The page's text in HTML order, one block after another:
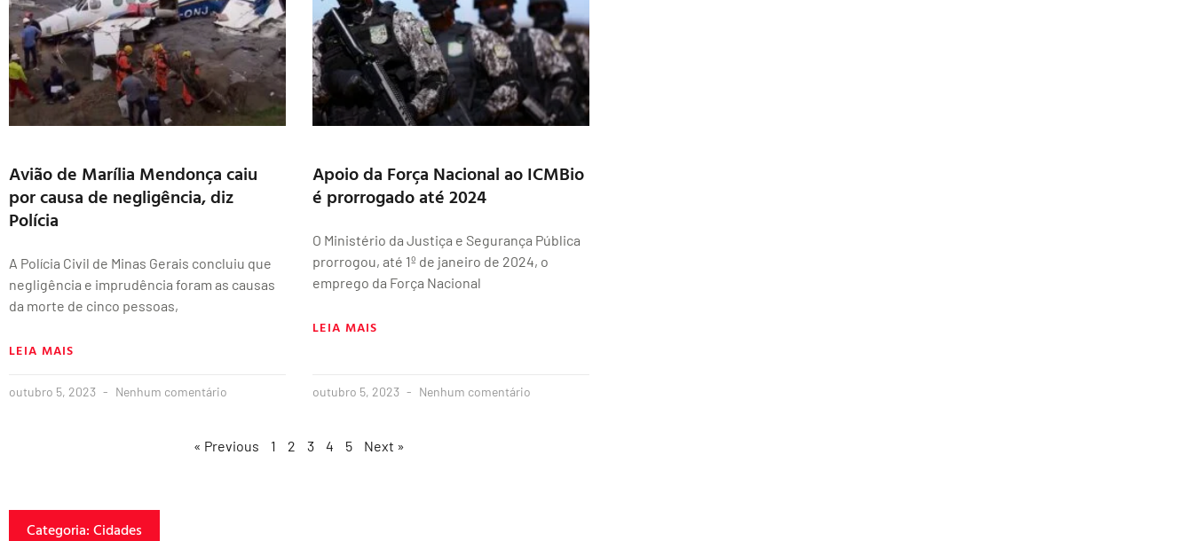
Avião de Marília Mendonça caiu
por causa de negligência, diz
Polícia
A Polícia Civil de Minas Gerais concluiu que
negligência e imprudência foram as causas
da morte de cinco pessoas,
LEIA MAIS
outubro 5, 2023 Nenhum comentário
Apoio da Força Nacional ao ICMBio
é prorrogado até 2024
O Ministério da Justiça e Segurança Pública
prorrogou, até 1º de janeiro de 2024, o
emprego da Força Nacional
LEIA MAIS
outubro 5, 2023 Nenhum comentário
« Previous 1 2 3 4 5 Next »
Categoria: Cidades